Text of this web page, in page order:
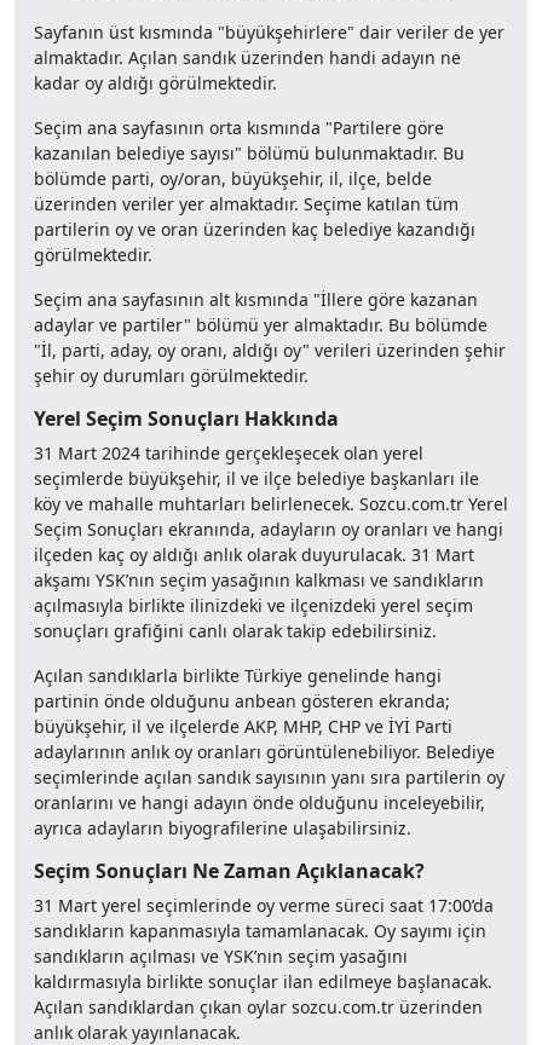
Sayfanın üst kısmında "büyükşehirlere" dair veriler de yer
almaktadır. Açılan sandık üzerinden handi adayın ne
kadar oy aldığı görülmektedir.
Seçim ana sayfasının orta kısmında "Partilere göre
kazanılan belediye sayısı" bölümü bulunmaktadır. Bu
bölümde parti, oy/oran, büyükşehir, il, ilçe, belde
üzerinden veriler yer almaktadır. Seçime katılan tüm
partilerin oy ve oran üzerinden kaç belediye kazandığı
görülmektedir.
Seçim ana sayfasının alt kısmında "İllere göre kazanan
adaylar ve partiler" bölümü yer almaktadır. Bu bölümde
"İl, parti, aday, oy oranı, aldığı oy" verileri üzerinden şehir
şehir oy durumları görülmektedir.
Yerel Seçim Sonuçları Hakkında
31 Mart 2024 tarihinde gerçekleşecek olan yerel
seçimlerde büyükşehir, il ve ilçe belediye başkanları ile
köy ve mahalle muhtarları belirlenecek. Sozcu.com.tr Yerel
Seçim Sonuçları ekranında, adayların oy oranları ve hangi
ilçeden kaç oy aldığı anlık olarak duyurulacak. 31 Mart
akşamı YSK’nın seçim yasağının kalkması ve sandıkların
açılmasıyla birlikte ilinizdeki ve ilçenizdeki yerel seçim
sonuçları grafiğini canlı olarak takip edebilirsiniz.
Açılan sandıklarla birlikte Türkiye genelinde hangi
partinin önde olduğunu anbean gösteren ekranda;
büyükşehir, il ve ilçelerde AKP, MHP, CHP ve İYİ Parti
adaylarının anlık oy oranları görüntülenebiliyor. Belediye
seçimlerinde açılan sandık sayısının yanı sıra partilerin oy
oranlarını ve hangi adayın önde olduğunu inceleyebilir,
ayrıca adayların biyografilerine ulaşabilirsiniz.
Seçim Sonuçları Ne Zaman Açıklanacak?
31 Mart yerel seçimlerinde oy verme süreci saat 17:00’da
sandıkların kapanmasıyla tamamlanacak. Oy sayımı için
sandıkların açılması ve YSK’nın seçim yasağını
kaldırmasıyla birlikte sonuçlar ilan edilmeye başlanacak.
Açılan sandıklardan çıkan oylar sozcu.com.tr üzerinden
anlık olarak yayınlanacak.